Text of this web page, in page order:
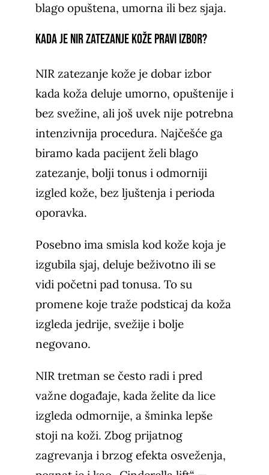
blago opuštena, umorna ili bez sjaja.
Kada je NIR zatezanje kože pravi izbor?
NIR zatezanje kože je dobar izbor
kada koža deluje umorno, opuštenije i
bez svežine, ali još uvek nije potrebna
intenzivnija procedura. Najčešće ga
biramo kada pacijent želi blago
zatezanje, bolji tonus i odmorniji
izgled kože, bez ljuštenja i perioda
oporavka.
Posebno ima smisla kod kože koja je
izgubila sjaj, deluje beživotno ili se
vidi početni pad tonusa. To su
promene koje traže podsticaj da koža
izgleda jedrije, svežije i bolje
negovano.
NIR tretman se često radi i pred
važne događaje, kada želite da lice
izgleda odmornije, a šminka lepše
stoji na koži. Zbog prijatnog
zagrevanja i brzog efekta osveženja,